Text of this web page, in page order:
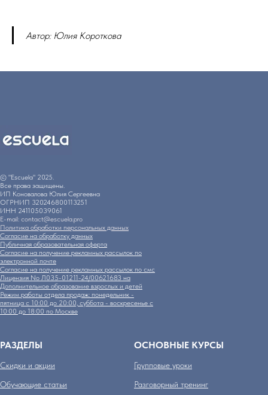
Автор: Юлия Короткова
© "Escuela" 2025.
Все права защищены.
ИП Коновалова Юлия Сергеевна
ОГРНИП 320246800113251
ИНН 241105039061
E-mail: contact@escuela.pro
Политика обработки персональных данных
Согласие на обработку данных
Публичная образовательная оферта
Согласие на получение рекламных рассылок по
электронной почте
Согласие на получение рекламных рассылок по смс
Лицензия No Л035-01211-24/00621683 на
Дополнительное образование взрослых и детей
Режим работы отдела продаж: понедельник -
пятница с 10:00 до 20:00, суббота - воскресенье с
10:00 до 18:00 по Москве
РАЗДЕЛЫ
Скидки и акции
Обучающие статьи
ОСНОВНЫЕ КУРСЫ
Групповые уроки
Разговорный тренинг